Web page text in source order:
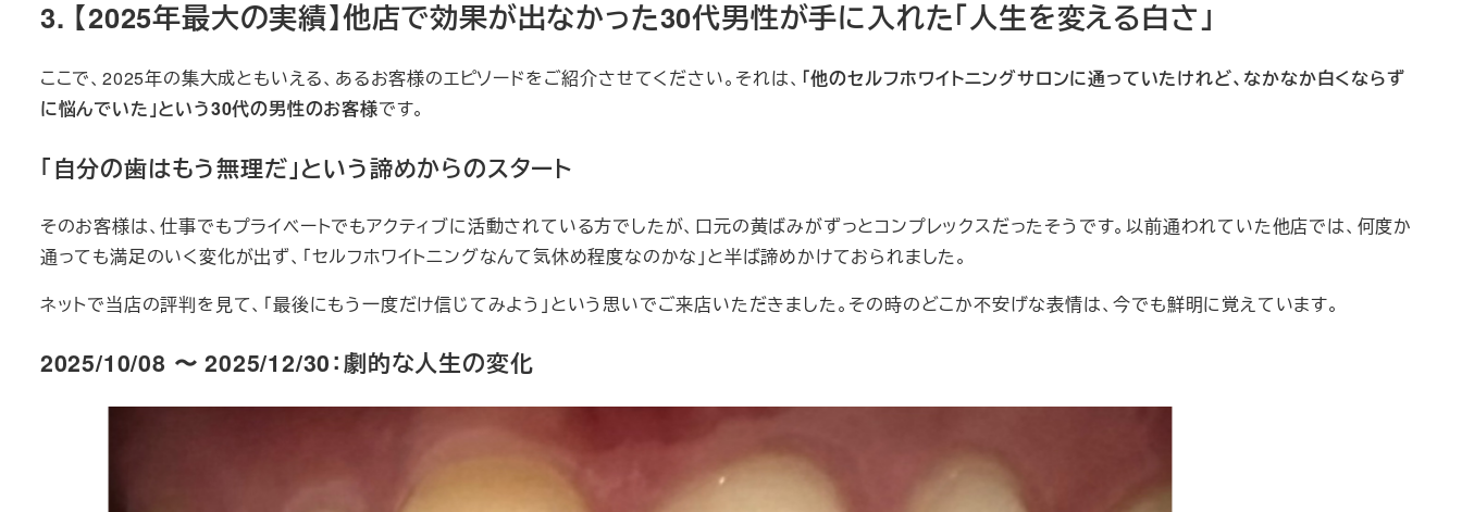
3. 【2025年最大の実績】他店で効果が出なかった30代男性が手に入れた「人生を変える白さ」
ここで、2025年の集大成ともいえる、あるお客様のエピソードをご紹介させてください。それは、 「他のセルフホワイトニングサロンに通っていたけれど、なかなか白くならず
に悩んでいた」という30代の男性のお客様です。
「自分の歯はもう無理だ」という諦めからのスタート
そのお客様は、仕事でもプライベートでもアクティブに活動されている方でしたが、口元の黄ばみがずっとコンプレックスだったそうです。以前通われていた他店では、何度か
通っても満足のいく変化が出ず、「セルフホワイトニングなんて気休め程度なのかな」と半ば諦めかけておられました。
ネットで当店の評判を見て、「最後にもう一度だけ信じてみよう」という思いでご来店いただきました。その時のどこか不安げな表情は、今でも鮮明に覚えています。
2025/10/08 〜 2025/12/30：劇的な人生の変化